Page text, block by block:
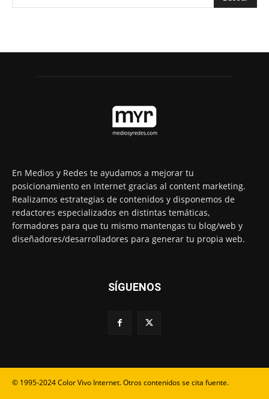
En Medios y Redes te ayudamos a mejorar tu
posicionamiento en Internet gracias al content marketing.
Realizamos estrategias de contenidos y disponemos de
redactores especializados en distintas temáticas,
formadores para que tu mismo mantengas tu blog/web y
diseñadores/desarrolladores para generar tu propia web.
SÍGUENOS
© 1995-2024 Color Vivo Internet. Otros contenidos se cita fuente.